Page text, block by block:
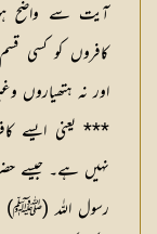
آیت سے واضح
کافروں کو کسی
اور نہ ہتھیاروں
*** یعنی ایسے
نہیں ہے۔ جیسے
رسول اللہ (ﷺ)